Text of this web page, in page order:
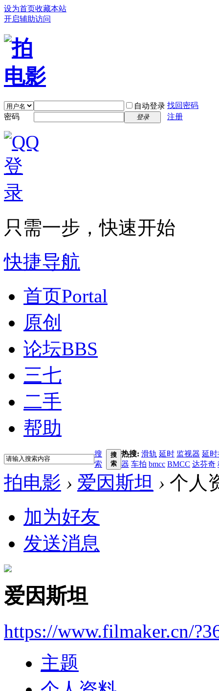
设为首页收藏本站
开启辅助访问
自动登录 找回密码
密码
登录 注册
只需一步，快速开始
快捷导航
首页Portal
原创
论坛BBS
三七
二手
帮助
搜
索
搜
索
热搜: 滑轨 延时 监视器 延
器 车拍 bmcc BMCC 达芬奇
拍电影 › 爱因斯坦 › 个人
加为好友
发送消息
爱因斯坦
https://www.filmaker.cn/
主题